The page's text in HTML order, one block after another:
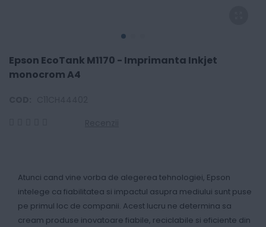
Epson EcoTank M1170 - Imprimanta Inkjet
monocrom A4
Atunci cand vine vorba de alegerea tehnologiei, Epson
intelege ca fiabilitatea si impactul asupra mediului sunt puse
pe primul loc de companii. Acest lucru ne determina sa
cream produse inovatoare fiabile, reciclabile si eficiente din